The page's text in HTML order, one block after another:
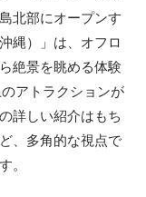
北部にオープンす
縄）」は、オフロ
絶景を眺める体験
アトラクションが
詳しい紹介はもち
、多角的な視点で
。